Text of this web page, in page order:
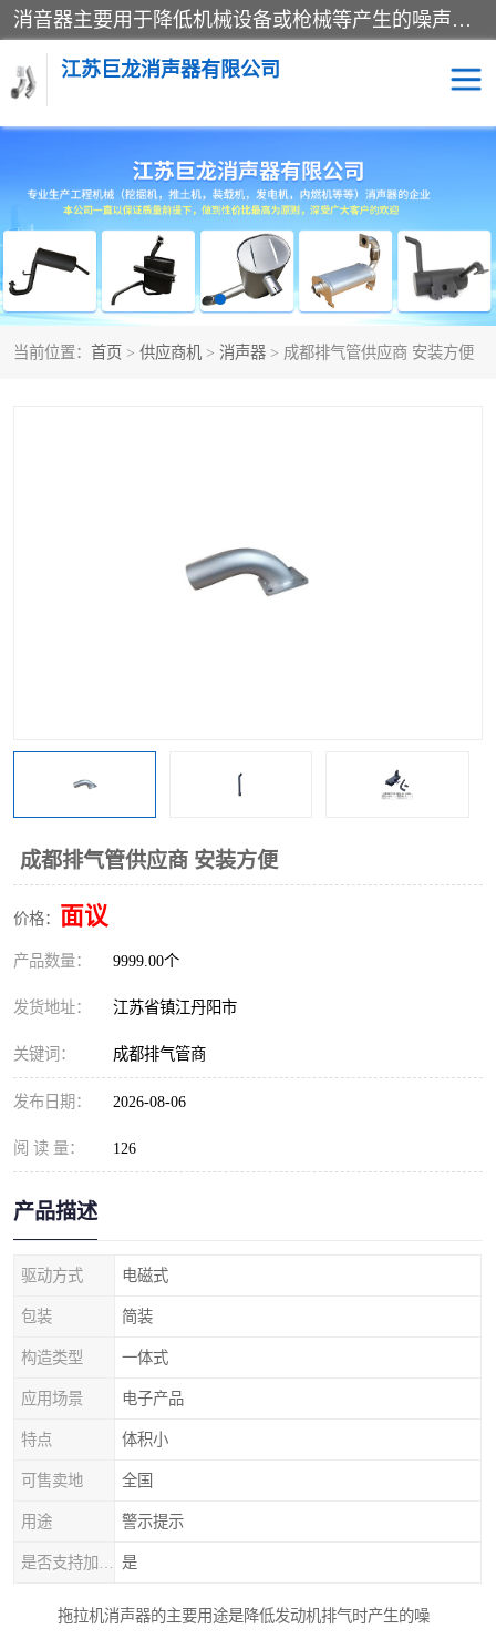
消音器主要用于降低机械设备或枪械等产生的噪声。它通过阻尼或增加排气面积来降低排气速度和功率，从而降低噪声。常见的消音器类型包括阻性消声器、抗性消声器、共振消声器以及阻抗复合式消声器等。这些消音器各有特点，适用于不同频率的噪声消除。
江苏巨龙消声器有限公司
当前位置： 首页 > 供应商机 > 消声器 > 成都排气管供应商 安装方便
成都排气管供应商 安装方便
价格： 面议
产品数量： 9999.00个
发货地址： 江苏省镇江丹阳市
关键词： 成都排气管商
发布日期： 2026-08-06
阅 读 量： 126
产品描述
驱动方式 电磁式
包装 简装
构造类型 一体式
应用场景 电子产品
特点 体积小
可售卖地 全国
用途 警示提示
是
拖拉机消声器的主要用途是降低发动机排气时产生的噪
消声器